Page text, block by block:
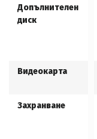
Допълнителен
диск
Видеокарта
Захранване